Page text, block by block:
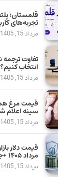
قلمستان؛
تجربه‌های
مرداد 15, 1405
تفاوت ترجمه
انتخاب کنیم؟
مرداد 15, 1405
قیمت مرغ
سینه اعلام
مرداد 15, 1405
مرداد ۱۴۰۵ +جدول
مرداد 15, 1405